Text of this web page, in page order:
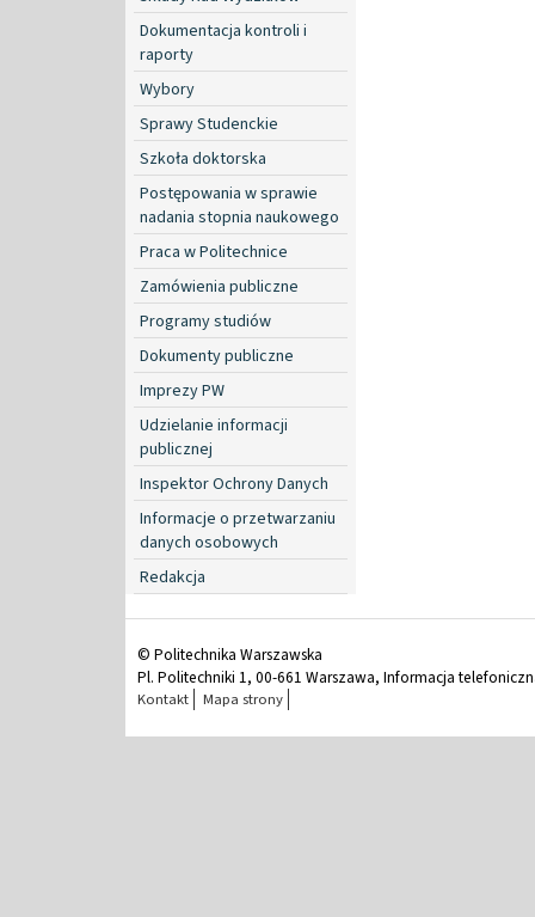
Dokumentacja kontroli i
raporty
Wybory
Sprawy Studenckie
Szkoła doktorska
Postępowania w sprawie
nadania stopnia naukowego
Praca w Politechnice
Zamówienia publiczne
Programy studiów
Dokumenty publiczne
Imprezy PW
Udzielanie informacji
publicznej
Inspektor Ochrony Danych
Informacje o przetwarzaniu
danych osobowych
Redakcja
© Politechnika Warszawska
Pl. Politechniki 1, 00-661 Warszawa, Informacja
Kontakt Mapa strony